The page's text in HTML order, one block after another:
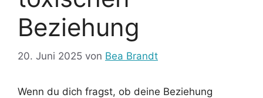
Beziehung
20. Juni 2025 von Bea Brandt
Wenn du dich fragst, ob deine Beziehung